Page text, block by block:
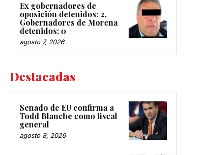
Ex gobernadores de
oposición detenidos: 2.
Gobernadores de Morena
detenidos: 0
agosto 7, 2026
Destacadas
Senado de EU confirma a
Todd Blanche como fiscal
general
agosto 8, 2026